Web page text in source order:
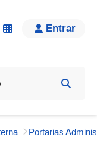
Entrar